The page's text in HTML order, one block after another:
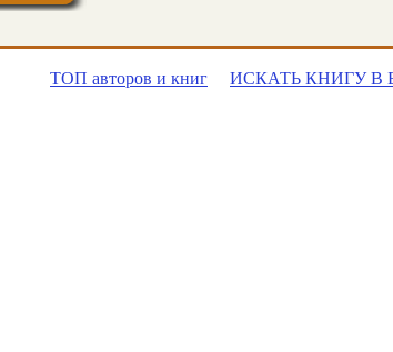
ТОП авторов и книг ИСКАТЬ КНИГУ В